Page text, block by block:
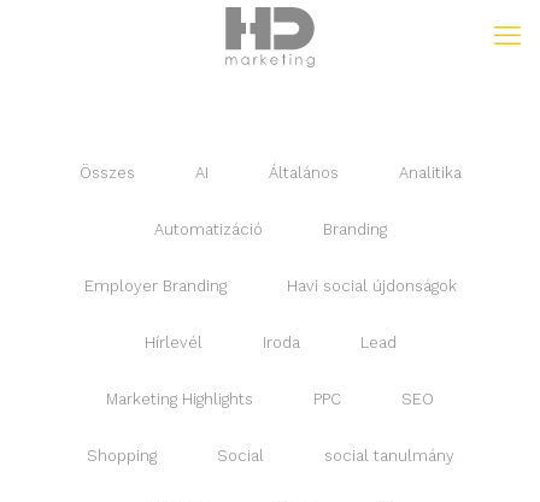
Összes AI Általános Analitika
Automatizáció Branding
Employer Branding Havi social újdonságok
Hírlevél Iroda Lead
Marketing Highlights PPC SEO
Shopping Social social tanulmány